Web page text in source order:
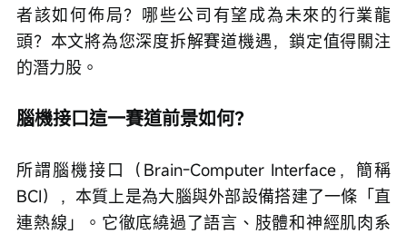
者該如何佈局？哪些公司有望成為未來的行業龍
頭？本文將為您深度拆解賽道機遇，鎖定值得關注
的潛力股。
腦機接口這一賽道前景如何？
所謂腦機接口（Brain-Computer Interface，簡稱
BCI），本質上是為大腦與外部設備搭建了一條「直
連熱線」。它徹底繞過了語言、肢體和神經肌肉系